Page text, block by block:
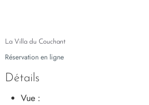
La Villa du Couchant
Réservation en ligne
Détails
Vue :